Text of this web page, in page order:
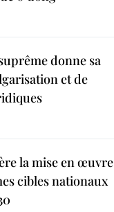
donne sa
et de
la mise en œuvre
cibles nationaux